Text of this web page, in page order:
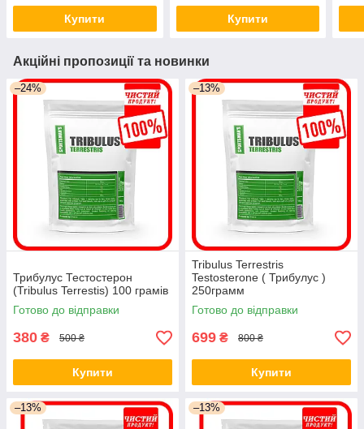
Купити Купити
Акційні пропозиції та новинки
–24%
Трибулус Тестостерон
(Tribulus Terrestis) 100 грамів
Готово до відправки
380 ₴ 500 ₴
Купити
–13%
Tribulus Terrestris
Testosterone ( Трибулус )
250грамм
Готово до відправки
699 ₴ 800 ₴
Купити
–13% –13%